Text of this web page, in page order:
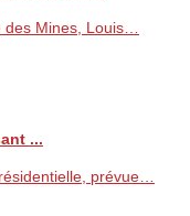
des Mines, Louis…
...
prévue…